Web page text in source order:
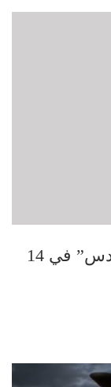
انطلاق مناورات “إلى بيت المقدس” في 14